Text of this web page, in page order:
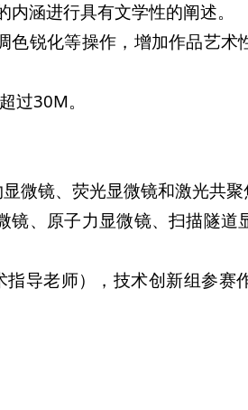
涵进行具有文学性的阐述。
色锐化等操作，增加作品艺
过30M。
微镜、荧光显微镜和激光共聚
镜、原子力显微镜、扫描隧
导老师），技术创新组参赛